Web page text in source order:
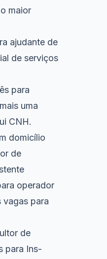
maior
ajudante de
de serviços
para
uma
CNH.
domicílio
de
operador
vagas para
de
para Ins-